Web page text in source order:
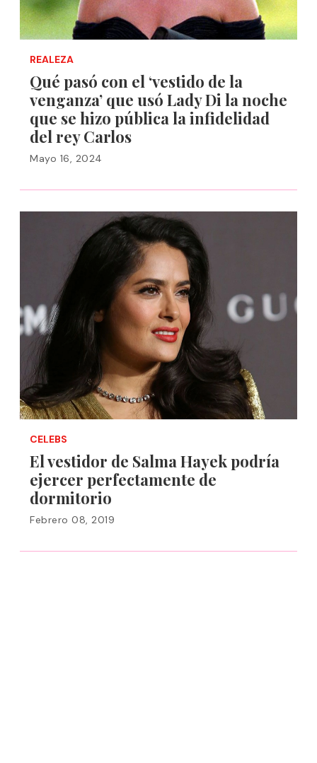
REALEZA
Qué pasó con el ‘vestido de la
venganza’ que usó Lady Di la noche
que se hizo pública la infidelidad
del rey Carlos
Mayo 16, 2024
CELEBS
El vestidor de Salma Hayek podría
ejercer perfectamente de
dormitorio
Febrero 08, 2019